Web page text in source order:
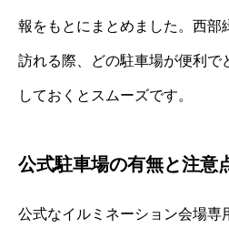
報をもとにまとめました。西部
訪れる際、どの駐車場が便利で
しておくとスムーズです。
公式駐車場の有無と注意
公式なイルミネーション会場専